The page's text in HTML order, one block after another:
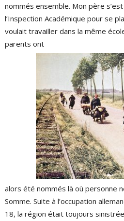
nommés ensemble. Mon père
l’Inspection Académique pour se
voulait travailler dans la même
parents ont
alors été nommés là où personne
Somme. Suite à l’occupation
18, la région était toujours